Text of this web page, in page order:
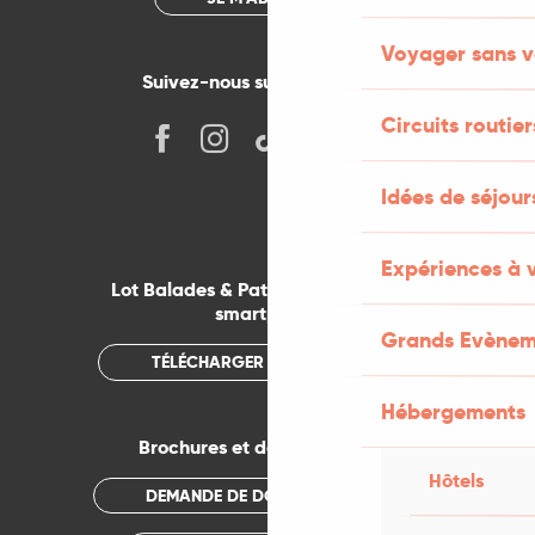
Voyager sans
Circuits
Idées de
Expériences à
Grands
Hébergements
Hôtels
Suivez-nous sur les réseaux !
Lot Balades & Patrimoines sur votre
smartphone
TÉLÉCHARGER L'APPLICATION
Brochures et documentations
DEMANDE DE DOCUMENTATION